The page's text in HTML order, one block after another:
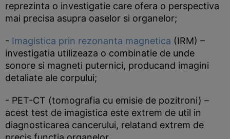
reprezinta o investigatie care ofera o perspectiva
mai precisa asupra oaselor si organelor;
- Imagistica prin rezonanta magnetica (IRM) –
investigatia utilizeaza o combinatie de unde
sonore si magneti puternici, producand imagini
detaliate ale corpului;
- PET-CT (tomografia cu emisie de pozitroni) –
acest test de imagistica este extrem de util in
diagnosticarea cancerului, relatand extrem de